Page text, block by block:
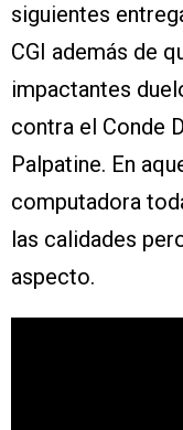
siguientes
CGI además de
impactantes
contra el Conde
Palpatine. En
computadora
las calidades
aspecto.